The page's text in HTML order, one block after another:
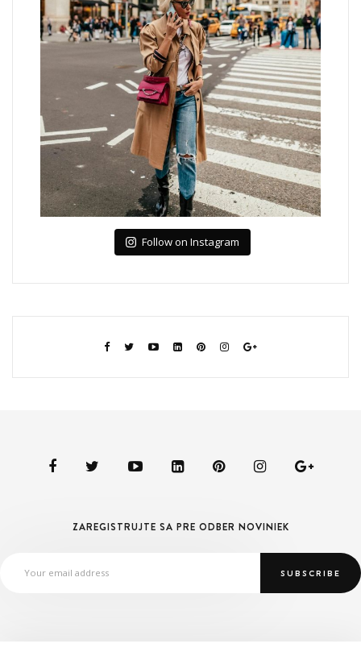
Follow on Instagram
ZAREGISTRUJTE SA PRE ODBER NOVINIEK